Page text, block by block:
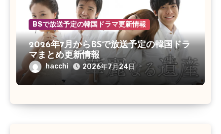
BSで放送予定の韓国ドラマ更新情報
2026年7月からBSで放送予定の韓国ドラ
マまとめ更新情報
hacchi 2026年7月24日